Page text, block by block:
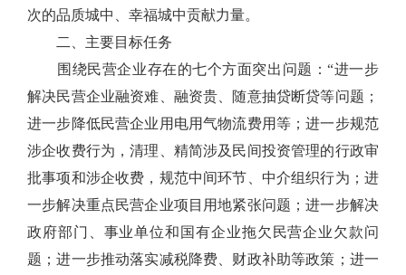
次的品质城中、幸福城中贡献力量。
二、主要目标任务
围绕民营企业存在的七个方面突出问题：“进一步
解决民营企业融资难、融资贵、随意抽贷断贷等问题；
进一步降低民营企业用电用气物流费用等；进一步规范
涉企收费行为，清理、精简涉及民间投资管理的行政审
批事项和涉企收费，规范中间环节、中介组织行为；进
一步解决重点民营企业项目用地紧张问题；进一步解决
政府部门、事业单位和国有企业拖欠民营企业欠款问
题；进一步推动落实减税降费、财政补助等政策；进一